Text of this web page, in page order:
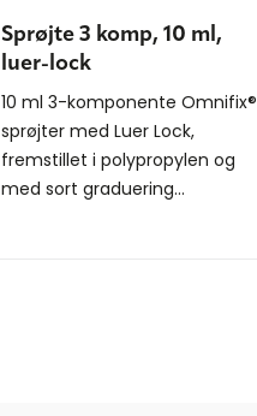
Sprøjte 3 komp, 10 ml,
luer-lock
10 ml 3-komponente Omnifix®
sprøjter med Luer Lock,
fremstillet i polypropylen og
med sort graduering...